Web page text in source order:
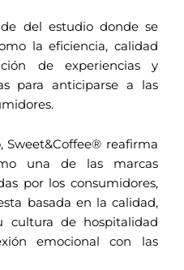
del estudio donde se
la eficiencia, calidad
de experiencias y
para anticiparse a las
Sweet&Coffee® reafirma
una de las marcas
por los consumidores,
basada en la calidad,
cultura de hospitalidad
emocional con las